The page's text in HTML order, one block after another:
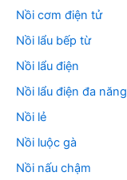
Nồi cơm điện tử
Nồi lẩu bếp từ
Nồi lẩu điện
Nồi lẩu điện đa năng
Nồi lẻ
Nồi luộc gà
Nồi nấu chậm